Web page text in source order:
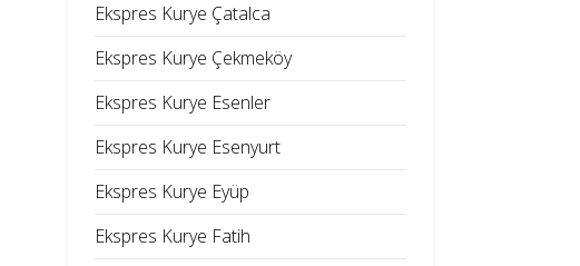
Ekspres Kurye Çatalca
Ekspres Kurye Çekmeköy
Ekspres Kurye Esenler
Ekspres Kurye Esenyurt
Ekspres Kurye Eyüp
Ekspres Kurye Fatih